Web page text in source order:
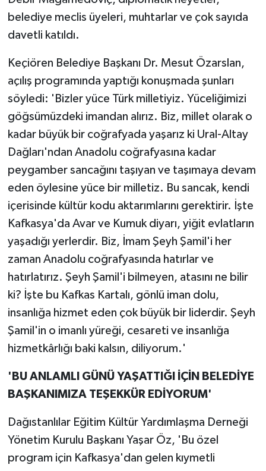
belediye meclis üyeleri, muhtarlar ve çok sayıda
davetli katıldı.
Keçiören Belediye Başkanı Dr. Mesut Özarslan,
açılış programında yaptığı konuşmada şunları
söyledi: 'Bizler yüce Türk milletiyiz. Yüceliğimizi
göğsümüzdeki imandan alırız. Biz, millet olarak o
kadar büyük bir coğrafyada yaşarız ki Ural-Altay
Dağları'ndan Anadolu coğrafyasına kadar
peygamber sancağını taşıyan ve taşımaya devam
eden öylesine yüce bir milletiz. Bu sancak, kendi
içerisinde kültür kodu aktarımlarını gerektirir. İşte
Kafkasya'da Avar ve Kumuk diyarı, yiğit evlatların
yaşadığı yerlerdir. Biz, İmam Şeyh Şamil'i her
zaman Anadolu coğrafyasında hatırlar ve
hatırlatırız. Şeyh Şamil'i bilmeyen, atasını ne bilir
ki? İşte bu Kafkas Kartalı, gönlü iman dolu,
insanlığa hizmet eden çok büyük bir liderdir. Şeyh
Şamil'in o imanlı yüreği, cesareti ve insanlığa
hizmetkârlığı baki kalsın, diliyorum.'
'BU ANLAMLI GÜNÜ YAŞATTIĞI İÇİN BELEDİYE
BAŞKANIMIZA TEŞEKKÜR EDİYORUM'
Dağıstanlılar Eğitim Kültür Yardımlaşma Derneği
Yönetim Kurulu Başkanı Yaşar Öz, 'Bu özel
program için Kafkasya'dan gelen kıymetli